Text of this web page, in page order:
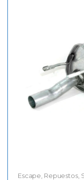
Escape Repuestos,